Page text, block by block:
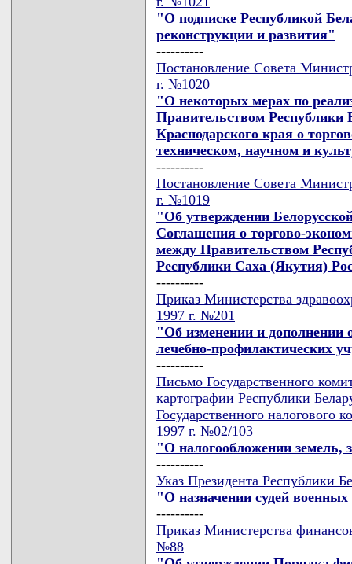
"О подписке Республикой
реконструкции и развития"
----------
Постановление Совета
г. №1020
"О некоторых мерах по
Правительством Республики
Краснодарского края о
техническом, научном и
----------
Постановление Совета
г. №1019
"Об утверждении
Соглашения о торгово-
между Правительством
Республики Саха (Якутия)
----------
Приказ Министерства
1997 г. №201
"Об изменении и
лечебно-профилактических
----------
Письмо Государственного
картографии Республики
Государственного налогового
1997 г. №02/103
"О налогообложении
----------
Указ Президента Республики
"О назначении судей
----------
Приказ Министерства
№88